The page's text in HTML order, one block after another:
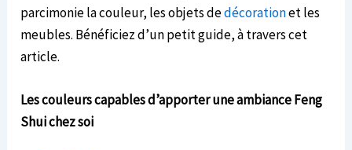
parcimonie la couleur, les objets dedécorationet les
meubles. Bénéficiez d’un petit guide, à travers cet
article.
Les couleurs capables d’apporter une ambiance Feng
Shui chez soi